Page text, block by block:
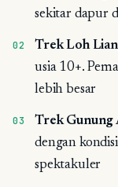
sekitar dapur
Trek Loh
usia 10+.
lebih besar
Trek Gunung
dengan
spektakuler